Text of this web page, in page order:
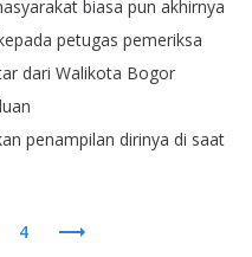
biasa pun akhirnya
petugas pemeriksa
dari Walikota Bogor
penampilan dirinya di saat
4